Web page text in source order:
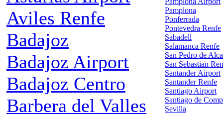
Aviles Renfe
Badajoz
Badajoz Airport
Badajoz Centro
Barbera del Valles
Pamplona
Ponferrada
Pontevedra Renfe
Sabadell
Salamanca Renfe
San Pedro de
San Sebastian
Santander Airport
Santander Renfe
Santiago Airport
Santiago de
Sevilla